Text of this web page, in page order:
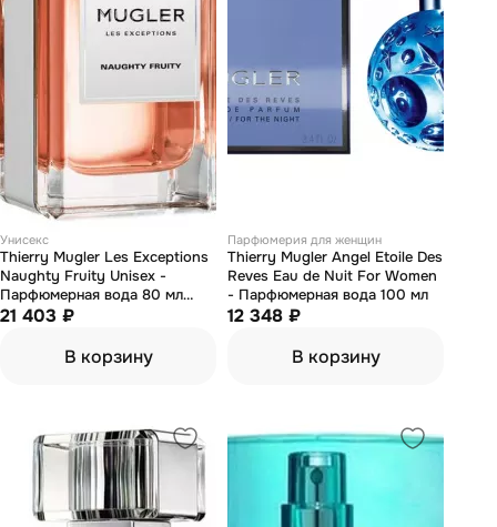
Унисекс
Thierry Mugler Les Exceptions
Naughty Fruity Unisex -
Парфюмерная вода 80 мл
(тестер)
21 403 ₽
В корзину
Парфюмерия для женщин
Thierry Mugler Angel Etoile Des
Reves Eau de Nuit For Women
- Парфюмерная вода 100 мл
12 348 ₽
В корзину